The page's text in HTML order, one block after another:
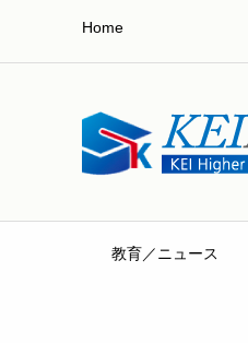
Home
教育／ニュース